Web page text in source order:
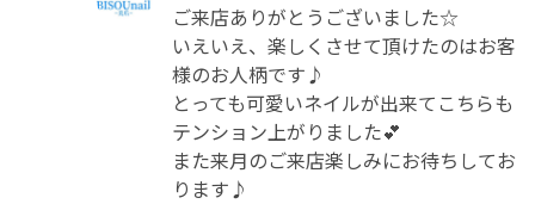
ご来店ありがとうございました☆
いえいえ、楽しくさせて頂けたのはお客
様のお人柄です♪
とっても可愛いネイルが出来てこちらも
テンション上がりました💕
また来月のご来店楽しみにお待ちしてお
ります♪